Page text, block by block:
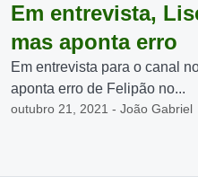
Em entrevista,
mas aponta erro
Em entrevista para o canal
aponta erro de Felipão no...
outubro 21, 2021 - João Gabriel